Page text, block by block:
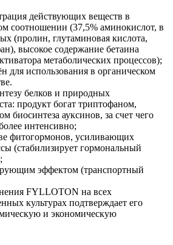
действующих веществ в
соотношении (37,5% аминокислот, в
(пролин, глутаминовая кислота,
высокое содержание бетаина
метаболических процессов);
для использования в органическом
белков и природных
продукт богат триптофаном,
биосинтеза ауксинов, за счет чего
интенсивно;
фитогормонов, усиливающих
(стабилизирует гормональный
эффектом (транспортный
FYLLOTON на всех
культурах подтверждает его
и экономическую